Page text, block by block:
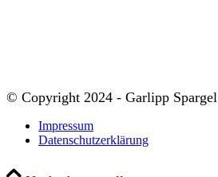
© Copyright 2024 - Garlipp Spargel
Impressum
Datenschutzerklärung